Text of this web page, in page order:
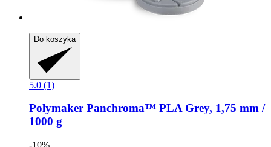
Do koszyka
5.0 (1)
Polymaker Panchroma™ PLA Grey, 1,75 mm /
1000 g